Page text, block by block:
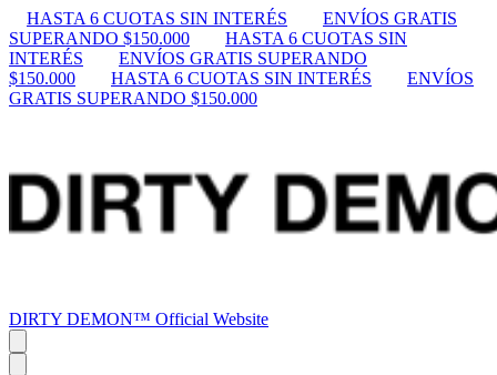
HASTA 6 CUOTAS SIN INTERÉS
ENVÍOS GRATIS
SUPERANDO $150.000
HASTA 6 CUOTAS SIN
INTERÉS
ENVÍOS GRATIS SUPERANDO
$150.000
HASTA 6 CUOTAS SIN INTERÉS
ENVÍOS
GRATIS SUPERANDO $150.000
DIRTY DEMON™ Official Website